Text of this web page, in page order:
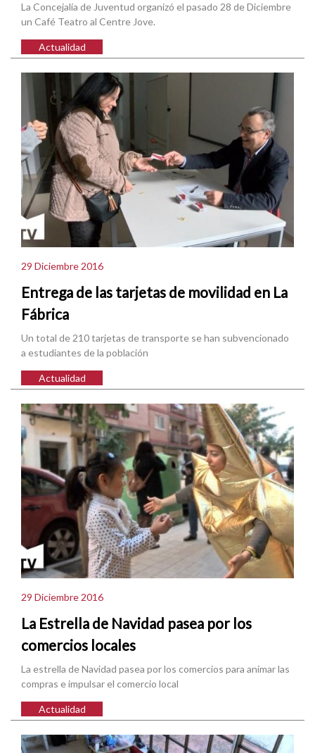
La Concejalía de Juventud organizó el pasado 28 de Diciembre
un Café Teatro al Centre Jove.
Actualidad
29 Diciembre 2016
Entrega de las tarjetas de movilidad en La
Fábrica
Un total de 210 tarjetas de transporte se han subvencionado
a estudiantes de la población
Actualidad
29 Diciembre 2016
La Estrella de Navidad pasea por los
comercios locales
La estrella de Navidad pasea por los comercios para animar las
compras e impulsar el comercio local
Actualidad